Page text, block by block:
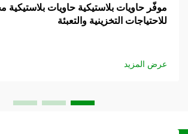
موفّر حاويات بلاستيكية حاويات
للاحتياجات التخزينية والتعبئة
عرض المزيد